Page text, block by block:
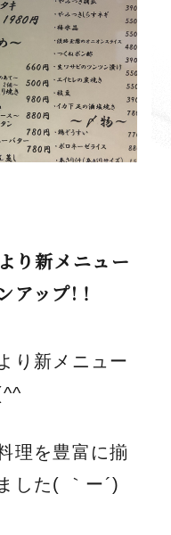
り新メニュー
アップ!！
り新メニュー
ゞ
理を豊富に揃
した( ｀ー´)